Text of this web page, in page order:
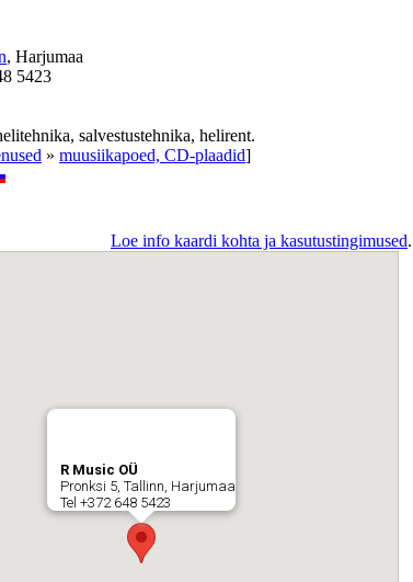
, Harjumaa
5423
salvestustehnika, helirent.
» muusiikapoed, CD-plaadid]
Loe info kaardi kohta ja kasutustingimused.
R Music OÜ
Pronksi 5, Tallinn, Harjumaa
Tel +372 648 5423